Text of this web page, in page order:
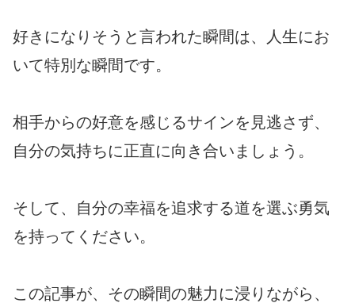
好きになりそうと言われた瞬間は、人生にお
いて特別な瞬間です。
相手からの好意を感じるサインを見逃さず、
自分の気持ちに正直に向き合いましょう。
そして、自分の幸福を追求する道を選ぶ勇気
を持ってください。
この記事が、その瞬間の魅力に浸りながら、